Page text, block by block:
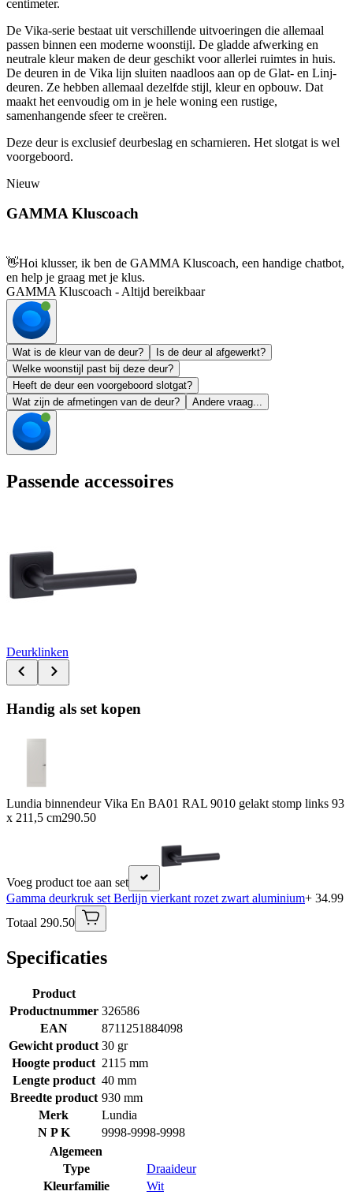
centimeter.
De Vika-serie bestaat uit verschillende uitvoeringen die allemaal
passen binnen een moderne woonstijl. De gladde afwerking en
neutrale kleur maken de deur geschikt voor allerlei ruimtes in huis.
De deuren in de Vika lijn sluiten naadloos aan op de Glat- en Linj-
deuren. Ze hebben allemaal dezelfde stijl, kleur en opbouw. Dat
maakt het eenvoudig om in je hele woning een rustige,
samenhangende sfeer te creëren.
Deze deur is exclusief deurbeslag en scharnieren. Het slotgat is wel
voorgeboord.
Nieuw
GAMMA Kluscoach
👋Hoi klusser, ik ben de GAMMA Kluscoach, een handige chatbot,
en help je graag met je klus.
GAMMA Kluscoach - Altijd bereikbaar
Wat is de kleur van de deur?
Is de deur al afgewerkt?
Welke woonstijl past bij deze deur?
Heeft de deur een voorgeboord slotgat?
Wat zijn de afmetingen van de deur?
Andere vraag...
Passende accessoires
Deurklinken
Handig als set kopen
Lundia binnendeur Vika En BA01 RAL 9010 gelakt stomp links 93
x 211,5 cm290.50
Voeg product toe aan set
Gamma deurkruk set Berlijn vierkant rozet zwart aluminium+ 34.99
Totaal 290.50
Specificaties
Product
Productnummer 326586
EAN
8711251884098
Gewicht product 30 gr
Hoogte product 2115 mm
Lengte product 40 mm
Breedte product 930 mm
Merk
Lundia
N P K
9998-9998-9998
Algemeen
Type
Draaideur
Kleurfamilie
Wit